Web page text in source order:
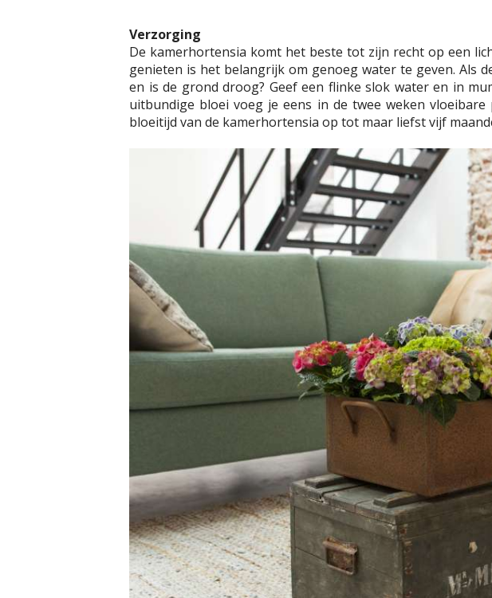
Verzorging
De kamerhortensia komt het beste tot zijn recht op een
genieten is het belangrijk om genoeg water te geven. Als
en is de grond droog? Geef een flinke slok water en in
uitbundige bloei voeg je eens in de twee weken
bloeitijd van de kamerhortensia op tot maar liefst vijf